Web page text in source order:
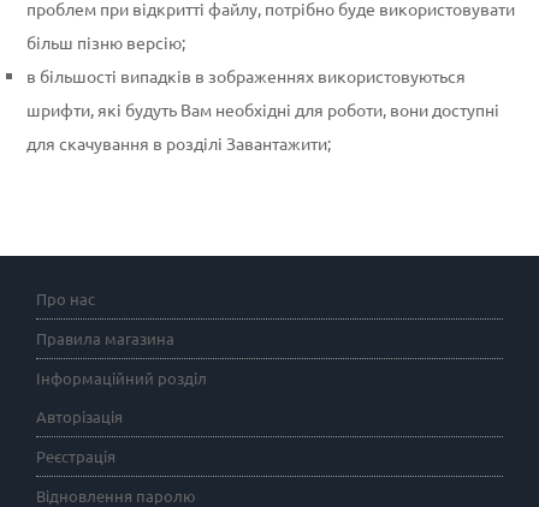
проблем при відкритті файлу, потрібно буде використовувати
більш пізню версію;
в більшості випадків в зображеннях використовуються
шрифти, які будуть Вам необхідні для роботи, вони доступні
для скачування в розділі Завантажити;
Про нас
Правила магазина
Інформаційний розділ
Авторізація
Реєстрація
Відновлення паролю